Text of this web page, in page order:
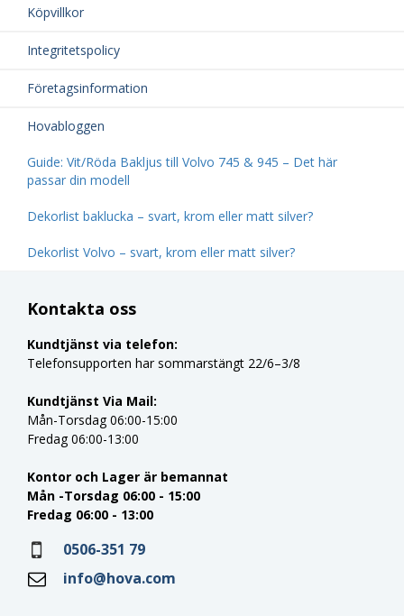
Köpvillkor
Integritetspolicy
Företagsinformation
Hovabloggen
Guide: Vit/Röda Bakljus till Volvo 745 & 945 – Det här
passar din modell
Dekorlist baklucka – svart, krom eller matt silver?
Dekorlist Volvo – svart, krom eller matt silver?
Kontakta oss
Kundtjänst via telefon:
Telefonsupporten har sommarstängt 22/6–3/8
Kundtjänst Via Mail:
Mån-Torsdag 06:00-15:00
Fredag 06:00-13:00
Kontor och Lager är bemannat
Mån -Torsdag 06:00 - 15:00
Fredag 06:00 - 13:00
0506-351 79
info@hova.com